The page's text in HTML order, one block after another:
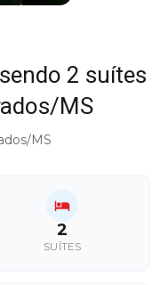
2 suítes
MS
MS
2
SUÍTES